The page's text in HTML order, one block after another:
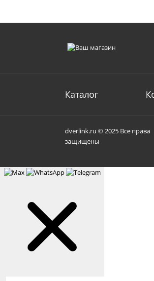
Каталог
dverlink.ru © 2025 Все права
защищены